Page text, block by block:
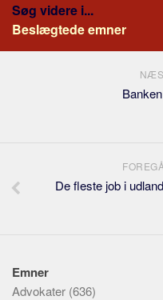
Søg videre i...
Beslægtede emner
De fleste job i
Emner
Advokater (636)